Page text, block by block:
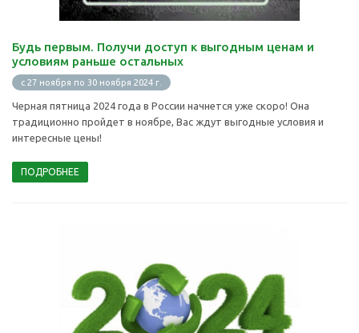
Будь первым. Получи доступ к выгодным ценам и
условиям раньше остальных
c 27 ноября по 30 ноября 2024 г.
Черная пятница 2024 года в России начнется уже скоро! Она
традиционно пройдет в ноябре, Вас ждут выгодные условия и
интересные цены!
ПОДРОБНЕЕ